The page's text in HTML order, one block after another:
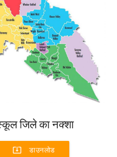
जिले का नक्शा
system_update_alt डाउनलोड